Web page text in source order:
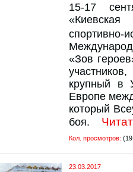
15-17
«Киевская
«Зов
крупный в
Европе
который
боя.
Кол. просмотров:
23.03.2017